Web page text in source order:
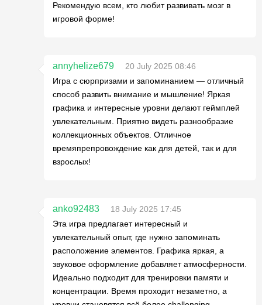
Рекомендую всем, кто любит развивать мозг в
игровой форме!
annyhelize679
20 July 2025 08:46
Игра с сюрпризами и запоминанием — отличный
способ развить внимание и мышление! Яркая
графика и интересные уровни делают геймплей
увлекательным. Приятно видеть разнообразие
коллекционных объектов. Отличное
времяпрепровождение как для детей, так и для
взрослых!
anko92483
18 July 2025 17:45
Эта игра предлагает интересный и
увлекательный опыт, где нужно запоминать
расположение элементов. Графика яркая, а
звуковое оформление добавляет атмосферности.
Идеально подходит для тренировки памяти и
концентрации. Время проходит незаметно, а